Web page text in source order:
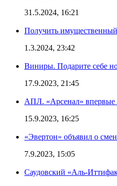
31.5.2024, 16:21
Получить имущественный
1.3.2024, 23:42
Виниры. Подарите себе
17.9.2023, 21:45
АПЛ. «Арсенал» впервые
15.9.2023, 16:25
«Эвертон» объявил о
7.9.2023, 15:05
Саудовский «Аль-